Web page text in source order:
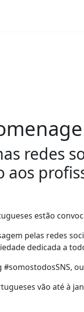
redes
estão
pelas redes
dedicada a
vão até à